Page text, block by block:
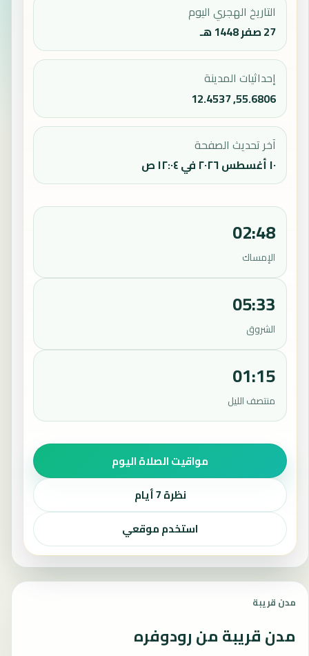
التاريخ الهجري اليوم
27 صفر 1448 هـ
إحداثيات المدينة
55.6806, 12.4537
آخر تحديث الصفحة
١٠ أغسطس ٢٠٢٦ في ١٢:٠٤ ص
02:48
الإمساك
05:33
الشروق
01:15
منتصف الليل
مواقيت الصلاة اليوم
نظرة 7 أيام
استخدم موقعي
مدن قريبة
مدن قريبة من رودوفره